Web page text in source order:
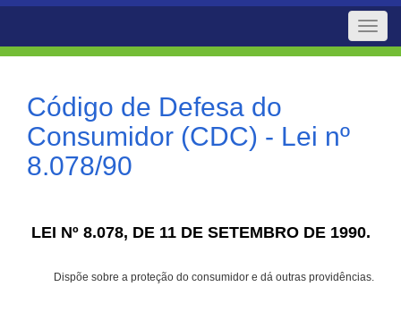
Toggle
Código de Defesa do
Consumidor (CDC) - Lei nº
8.078/90
LEI Nº 8.078, DE 11 DE SETEMBRO DE 1990.
Dispõe sobre a proteção do consumidor e dá outras providências.